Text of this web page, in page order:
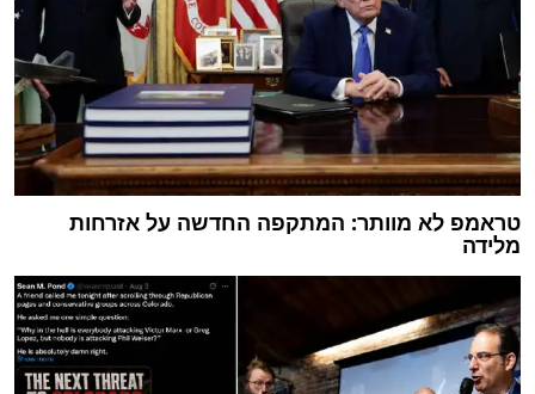
טראמפ לא מוותר: המתקפה החדשה על אזרחות
מלידה